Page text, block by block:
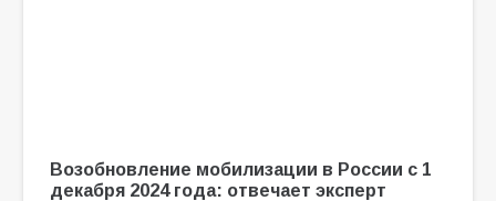
Возобновление мобилизации в России с 1
декабря 2024 года: отвечает эксперт